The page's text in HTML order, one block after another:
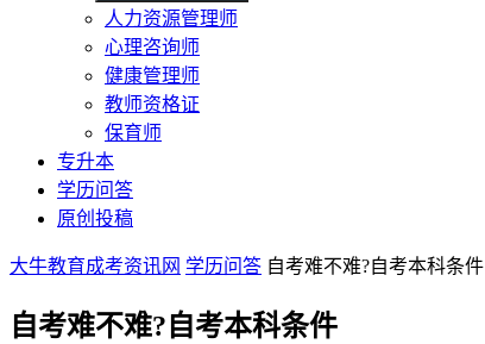
人力资源管理师
心理咨询师
健康管理师
教师资格证
保育师
专升本
学历问答
原创投稿
大牛教育成考资讯网 学历问答 自考难不难?自考本科条件
自考难不难?自考本科条件